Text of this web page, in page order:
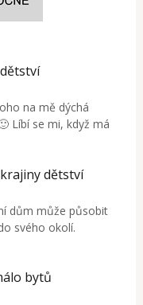
na mě dýchá
Líbí se mi, když má
dětství
dům může působit
svého okolí.
bytů